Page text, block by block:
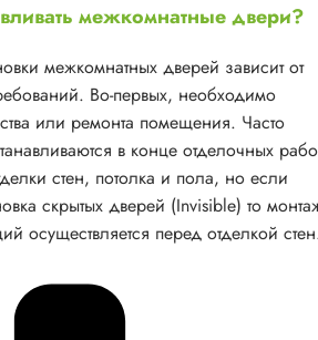
межкомнатные двери?
межкомнатных дверей зависит от
Во-первых, необходимо
или ремонта помещения. Часто
в конце отделочных
стен, потолка и пола, но если
скрытых дверей (Invisible) то
осуществляется перед отделкой